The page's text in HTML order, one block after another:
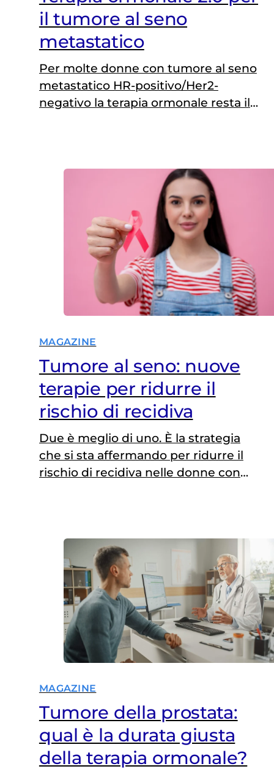
il tumore al seno
metastatico
Per molte donne con tumore al seno
metastatico HR-positivo/Her2-
negativo la terapia ormonale resta il
Uno scenario che potrebbe presto
cambiare grazie a due studi
presentati al congresso
dell’European Society for Medical
Oncology (ESMO) che mostrano
come nuovi farmaci orali (i…
MAGAZINE
Tumore al seno: nuove
terapie per ridurre il
rischio di recidiva
Due è meglio di uno. È la strategia
che si sta affermando per ridurre il
rischio di recidiva nelle donne con
frequenti, l’aggiunta di un inibitore di
CDK4/6 alla terapia ormonale dopo
l’intervento chirurgico si traduce in
una riduzione significativa…
MAGAZINE
Tumore della prostata:
qual è la durata giusta
della terapia ormonale?